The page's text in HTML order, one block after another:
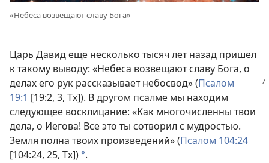
«Небеса возвещают славу Бога»
Царь Давид еще несколько тысяч лет назад пришел
к такому выводу: «Небеса возвещают славу Бога, о
делах его рук рассказывает небосвод» (Псалом
19:1 [19:2, 3, Тх]). В другом псалме мы находим
следующее восклицание: «Как многочисленны твои
дела, о Иегова! Все это ты сотворил с мудростью.
Земля полна твоих произведений» (Псалом 104:24
[104:24, 25, Тх]) a.